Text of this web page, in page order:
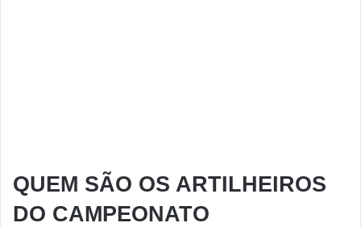
QUEM SÃO OS ARTILHEIROS
DO CAMPEONATO